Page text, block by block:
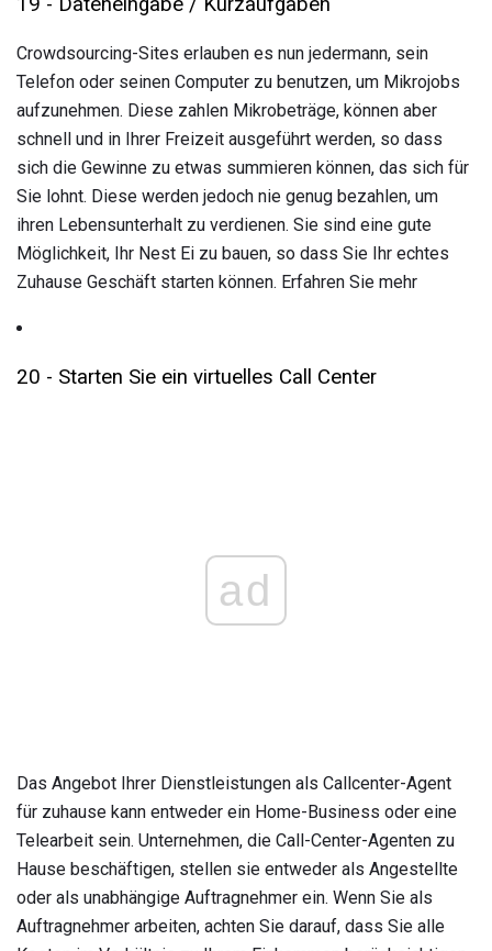
Crowdsourcing-Sites erlauben es nun jedermann, sein
Telefon oder seinen Computer zu benutzen, um Mikrojobs
aufzunehmen. Diese zahlen Mikrobeträge, können aber
schnell und in Ihrer Freizeit ausgeführt werden, so dass
sich die Gewinne zu etwas summieren können, das sich für
Sie lohnt. Diese werden jedoch nie genug bezahlen, um
ihren Lebensunterhalt zu verdienen. Sie sind eine gute
Möglichkeit, Ihr Nest Ei zu bauen, so dass Sie Ihr echtes
Zuhause Geschäft starten können. Erfahren Sie mehr
20 - Starten Sie ein virtuelles Call Center
ad
Das Angebot Ihrer Dienstleistungen als Callcenter-Agent
für zuhause kann entweder ein Home-Business oder eine
Telearbeit sein. Unternehmen, die Call-Center-Agenten zu
Hause beschäftigen, stellen sie entweder als Angestellte
oder als unabhängige Auftragnehmer ein. Wenn Sie als
Auftragnehmer arbeiten, achten Sie darauf, dass Sie alle